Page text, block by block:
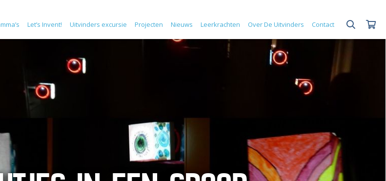
Let’s Invent! Uitvinders excursie Projecten Nieuws Leerkrachten Over De Uitvinders Contact